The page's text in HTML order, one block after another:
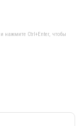
нажмите Ctrl+Enter, чтобы